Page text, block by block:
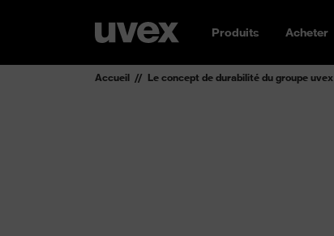
Produits Acheter
Accueil Le concept de durabilité du groupe uvex